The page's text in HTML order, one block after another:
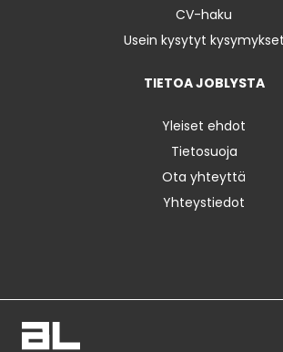
CV-haku
Usein kysytyt kysymykset
TIETOA JOBLYSTA
Yleiset ehdot
Tietosuoja
Ota yhteyttä
Yhteystiedot